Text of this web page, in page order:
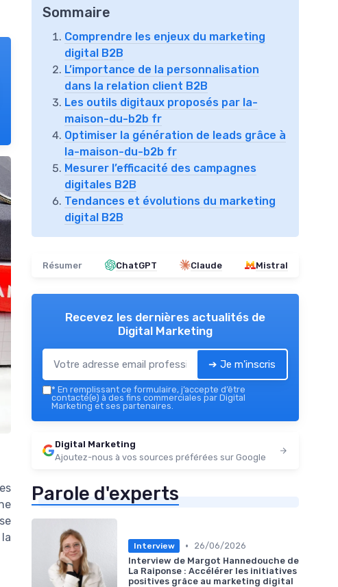
Sommaire
Comprendre les enjeux du marketing
digital B2B
L’importance de la personnalisation
dans la relation client B2B
Les outils digitaux proposés par la-
maison-du-b2b fr
Optimiser la génération de leads grâce à
la-maison-du-b2b fr
Mesurer l’efficacité des campagnes
digitales B2B
Tendances et évolutions du marketing
digital B2B
Résumer ChatGPT Claude Mistral
Recevez les dernières actualités de
Digital Marketing
➔ Je m'inscris
* En remplissant ce formulaire, j’accepte d’être
contacté(e) à des fins commerciales par Digital
Marketing et ses partenaires.
Digital Marketing
Ajoutez-nous à vos sources préférées sur Google
Parole d'experts
Interview •
26/06/2026
Interview de Margot Hannedouche de
La Raiponse : Accélérer les initiatives
positives grâce au marketing digital